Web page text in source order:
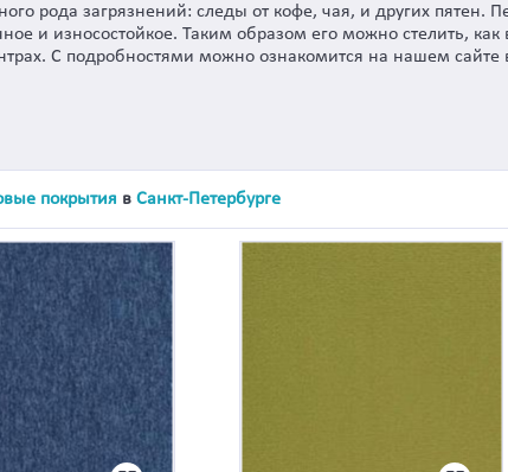
рода загрязнений: следы от кофе, чая, и других пятен.
и износостойкое. Таким образом его можно стелить,
С подробностями можно ознакомится на нашем сайте
покрытия в Санкт-Петербурге